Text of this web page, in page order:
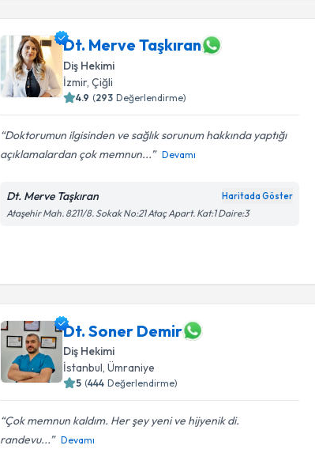
Dt. Merve Taşkıran
Diş Hekimi
İzmir, Çiğli
4.9 (293 Değerlendirme)
Doktorumun ilgisinden ve sağlık sorunum hakkında yaptığı
açıklamalardan çok memnun...
Devamı
Dt. Merve Taşkıran Haritada Göster
Ataşehir Mah. 8211/8. Sokak No:21 Ataç Apart. Kat:1 Daire:3
Dt. Soner Demir
Diş Hekimi
İstanbul, Ümraniye
5 (444 Değerlendirme)
Çok memnun kaldım. Her şey yeni ve hijyenik di.
randevu...
Devamı